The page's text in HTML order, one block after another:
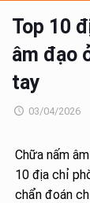
Top 10
âm đạo
tay
03/04/2026
Chữa nấm
10 địa chỉ
chẩn đoán